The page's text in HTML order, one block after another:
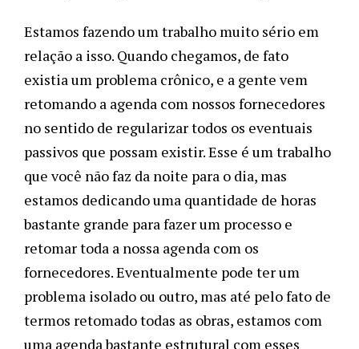
Estamos fazendo um trabalho muito sério em
relação a isso. Quando chegamos, de fato
existia um problema crônico, e a gente vem
retomando a agenda com nossos fornecedores
no sentido de regularizar todos os eventuais
passivos que possam existir. Esse é um trabalho
que você não faz da noite para o dia, mas
estamos dedicando uma quantidade de horas
bastante grande para fazer um processo e
retomar toda a nossa agenda com os
fornecedores.Eventualmente pode ter um
problema isolado ou outro, mas até pelo fato de
termos retomado todas as obras, estamos com
uma agenda bastante estrutural com esses